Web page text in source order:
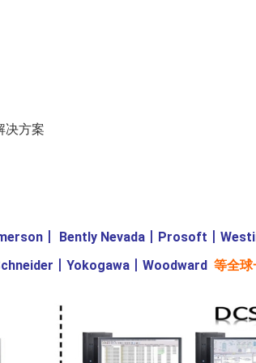
决方案
Bently Nevada Prosoft
Yokogawa Woodward 等全球